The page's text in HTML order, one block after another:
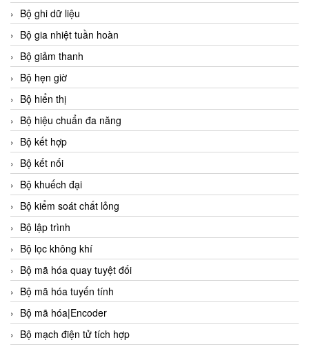
Bộ ghi dữ liệu
Bộ gia nhiệt tuần hoàn
Bộ giảm thanh
Bộ hẹn giờ
Bộ hiển thị
Bộ hiệu chuẩn đa năng
Bộ kết hợp
Bộ kết nối
Bộ khuếch đại
Bộ kiểm soát chất lỏng
Bộ lập trình
Bộ lọc không khí
Bộ mã hóa quay tuyệt đối
Bộ mã hóa tuyến tính
Bộ mã hóa|Encoder
Bộ mạch điện tử tích hợp